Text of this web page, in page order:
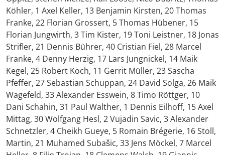
Köhler, 1 Axel Keller, 13 Benjamin Kirsten, 20 Thomas
Franke, 22 Florian Grossert, 5 Thomas Hübener, 15
Florian Jungwirth, 3 Tim Kister, 19 Toni Leistner, 18 Jonas
Strifler, 21 Dennis Bührer, 40 Cristian Fiel, 28 Marcel
Franke, 4 Denny Herzig, 17 Lars Jungnickel, 14 Maik
Kegel, 25 Robert Koch, 11 Gerrit Müller, 23 Sascha
Pfeffer, 27 Sebastian Schuppan, 24 David Solga, 26 Maik
Wagefeld, 33 Alexander Esswein, 8 Timo Röttger, 10
Dani Schahin, 31 Paul Walther, 1 Dennis Eilhoff, 15 Axel
Mittag, 30 Wolfgang Hesl, 2 Vujadin Savic, 3 Alexander
Schnetzler, 4 Cheikh Gueye, 5 Romain Brégerie, 16 Stoll,
Martin, 21 Muhamed Subašic, 33 Jens Möckel, 7 Marcel